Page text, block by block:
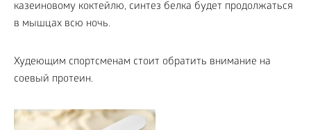
казеиновому коктейлю, синтез белка будет продолжаться
в мышцах всю ночь.
Худеющим спортсменам стоит обратить внимание на
соевый протеин.